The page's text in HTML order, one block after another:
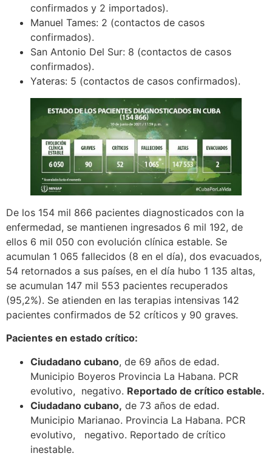
confirmados y 2 importados).
Manuel Tames: 2 (contactos de casos
confirmados).
San Antonio Del Sur: 8 (contactos de casos
confirmados).
Yateras: 5 (contactos de casos confirmados).
De los 154 mil 866 pacientes diagnosticados con la
enfermedad, se mantienen ingresados 6 mil 192, de
ellos 6 mil 050 con evolución clínica estable. Se
acumulan 1 065 fallecidos (8 en el día), dos evacuados,
54 retornados a sus países, en el día hubo 1 135 altas,
se acumulan 147 mil 553 pacientes recuperados
(95,2%). Se atienden en las terapias intensivas 142
pacientes confirmados de 52 críticos y 90 graves.
Pacientes en estado crítico:
Ciudadano cubano, de 69 años de edad.
Municipio Boyeros Provincia La Habana. PCR
evolutivo, negativo. Reportado de crítico estable.
Ciudadano cubano, de 73 años de edad.
Municipio Marianao. Provincia La Habana. PCR
evolutivo, negativo. Reportado de crítico
inestable.